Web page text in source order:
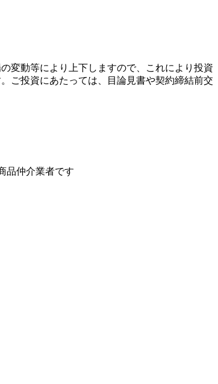
変動等により上下しますので、これにより投資
ご投資にあたっては、目論見書や契約締結前交
品仲介業者です